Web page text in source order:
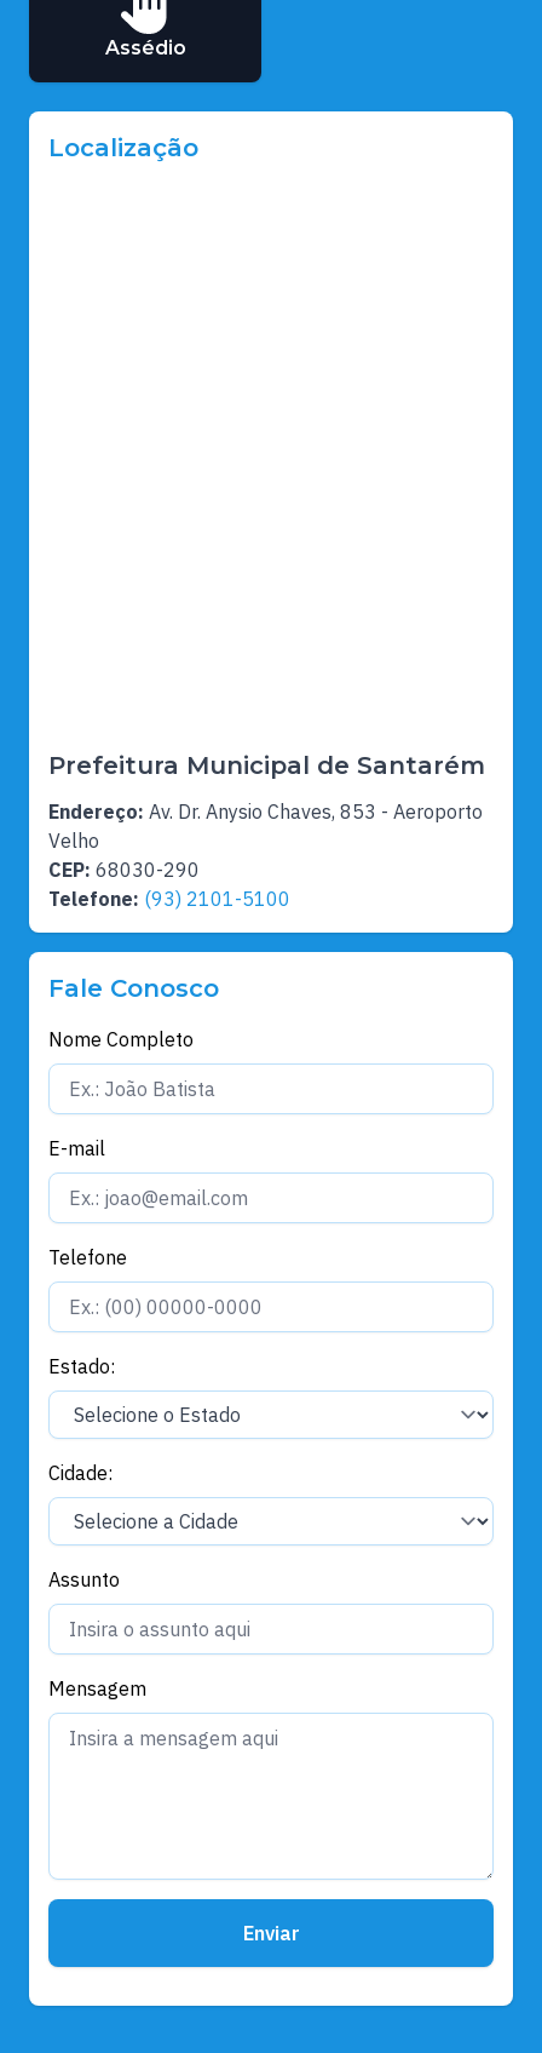
Assédio
Localização
Prefeitura Municipal de Santarém
Endereço: Av. Dr. Anysio Chaves, 853 - Aeroporto
Velho
CEP: 68030-290
Telefone: (93) 2101-5100
Fale Conosco
Nome Completo
E-mail
Telefone
Estado:
Cidade:
Assunto
Mensagem
Enviar